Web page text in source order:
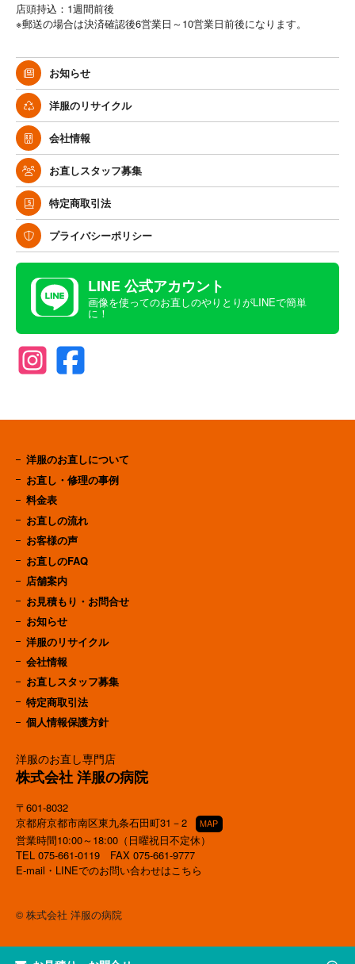
店頭持込：1週間前後
※郵送の場合は決済確認後6営業日～10営業日前後になります。
お知らせ
洋服のリサイクル
会社情報
お直しスタッフ募集
特定商取引法
プライバシーポリシー
LINE 公式アカウント
画像を使ってのお直しのやりとりがLINEで簡単
に！
洋服のお直し専門店
株式会社 洋服の病院
〒601-8032
京都府京都市南区東九条石田町31－2
MAP
営業時間10:00～18:00（日曜祝日不定休）
TEL 075-661-0119 FAX 075-661-9777
E-mail・LINEでのお問い合わせはこちら
洋服のお直しについて
お直し・修理の事例
料金表
お直しの流れ
お客様の声
お直しのFAQ
店舗案内
お見積もり・お問合せ
お知らせ
洋服のリサイクル
会社情報
お直しスタッフ募集
特定商取引法
個人情報保護方針
© 株式会社 洋服の病院